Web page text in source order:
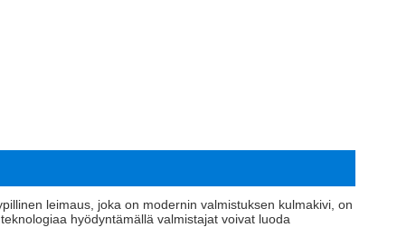
leimaus, joka on modernin valmistuksen kulmakivi, on
hyödyntämällä valmistajat voivat luoda